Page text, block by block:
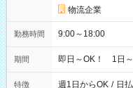
物流企業
勤務時間 9:00～18:00
期間 即日～OK！ 1日～
特徴 週1日からOK / 日